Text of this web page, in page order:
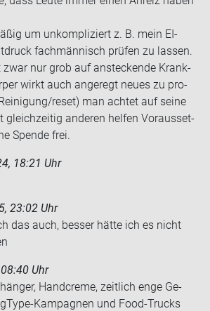
um un­kom­pli­ziert z. B. mein EI­
fach­män­nisch prü­fen zu las­sen.
zwar nur grob auf an­ste­cken­de Krank­
wirkt auch an­ge­regt neues zu pro­
reset) man ach­tet auf seine
gleich­zei­tig an­de­ren hel­fen Vor­aus­set­
Spen­de frei.
18:21 Uhr
23:02 Uhr
das auch, bes­ser hätte ich es nicht
Uhr
Hand­creme, zeit­lich enge Ge­
​Kampagnen und Food-​Trucks